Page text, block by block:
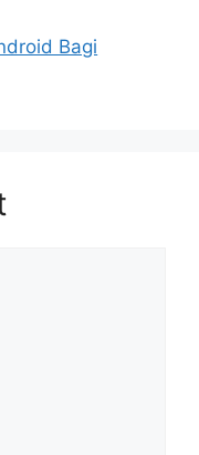
Bagi